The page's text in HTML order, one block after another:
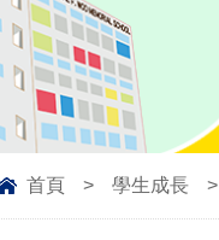
首頁 > 學生成長 >